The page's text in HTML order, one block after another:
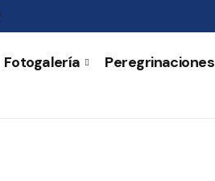
Fotogalería Peregrinaciones